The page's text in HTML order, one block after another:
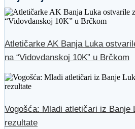
Atletičarke AK Banja Luka
na “Vidovdanskoj 10K” u Brčkom
Vogošća: Mladi atletičari iz Banje
rezultate